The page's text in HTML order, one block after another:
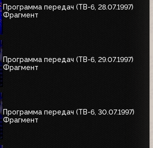
Программа передач (ТВ-6, 28.07.1997)
Фрагмент
Программа передач (ТВ-6, 29.07.1997)
Фрагмент
Программа передач (ТВ-6, 30.07.1997)
Фрагмент